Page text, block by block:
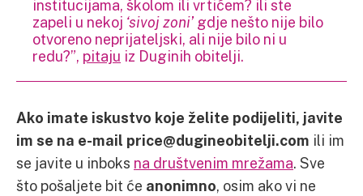
institucijama, školom ili vrtićem? ili ste
zapeli u nekoj ‘sivoj zoni’gdje nešto nije bilo
otvoreno neprijateljski, ali nije bilo ni u
redu?”, pitaju iz Duginih obitelji.
Ako imate iskustvo koje želite podijeliti, javite
im se na e-mail price@dugineobitelji.com ili im
se javite u inboks na društvenim mrežama. Sve
što pošaljete bit će anonimno, osim ako vi ne